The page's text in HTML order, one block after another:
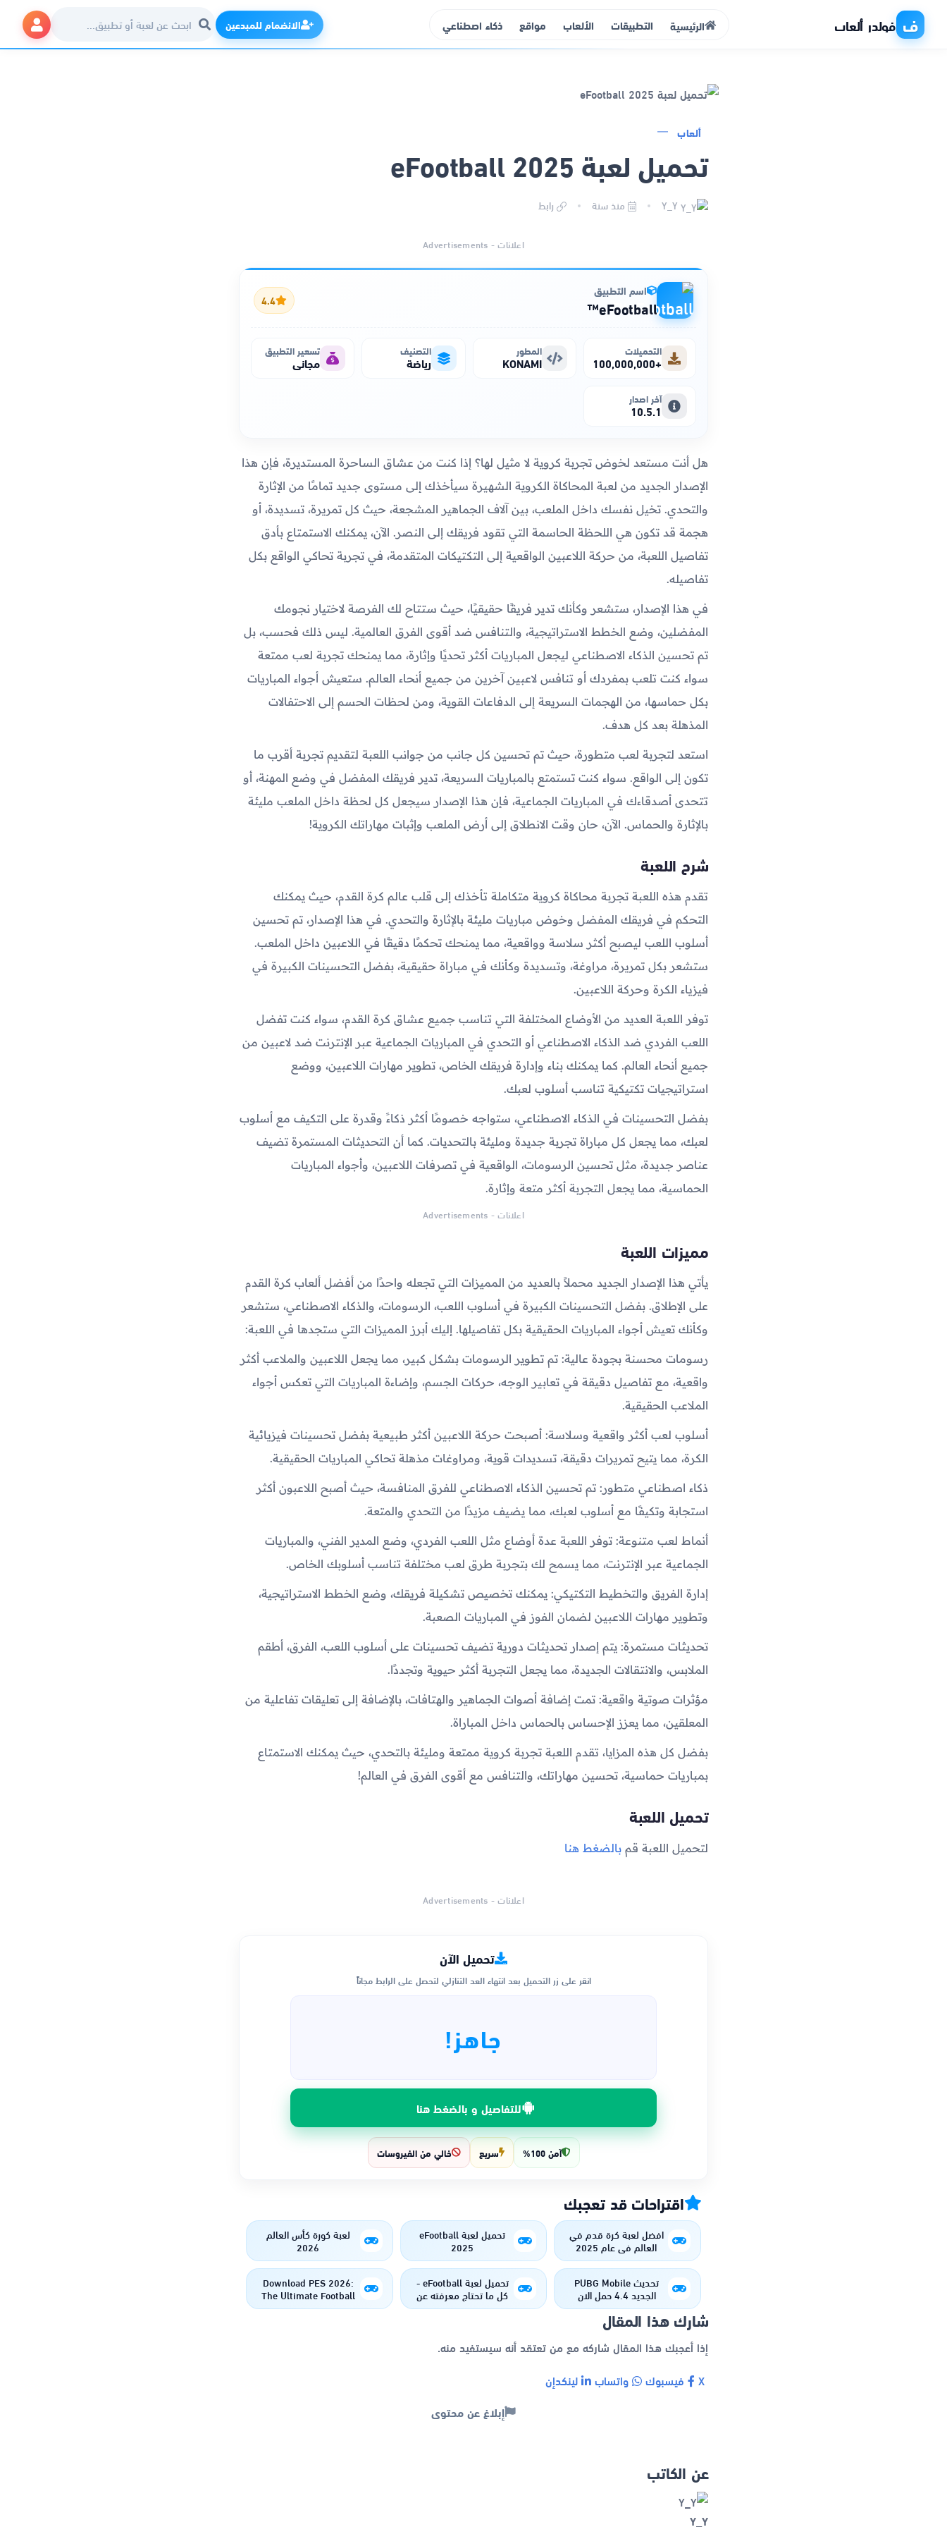
ف فولدر ألعاب الرئيسية التطبيقات الألعاب مواقع ذكاء اصطناعي الانضمام للمبدعين
ألعاب
تحميل لعبة eFootball 2025
Y_Y منذ سنة رابط
اعلانات - Advertisements
اسم التطبيق
eFootball™
4.4
التحميلات
+100,000,000
المطور
KONAMI
التصنيف
رياضة
تسعير التطبيق
مجاني
آخر اصدار
10.5.1
هل أنت مستعد لخوض تجربة كروية لا مثيل لها؟ إذا كنت من عشاق الساحرة المستديرة، فإن هذا
الإصدار الجديد من لعبة المحاكاة الكروية الشهيرة سيأخذك إلى مستوى جديد تمامًا من الإثارة
والتحدي. تخيل نفسك داخل الملعب، بين آلاف الجماهير المشجعة، حيث كل تمريرة، تسديدة، أو
هجمة قد تكون هي اللحظة الحاسمة التي تقود فريقك إلى النصر. الآن، يمكنك الاستمتاع بأدق
تفاصيل اللعبة، من حركة اللاعبين الواقعية إلى التكتيكات المتقدمة، في تجربة تحاكي الواقع بكل
تفاصيله.
في هذا الإصدار، ستشعر وكأنك تدير فريقًا حقيقيًا، حيث ستتاح لك الفرصة لاختيار نجومك
المفضلين، وضع الخطط الاستراتيجية، والتنافس ضد أقوى الفرق العالمية. ليس ذلك فحسب، بل
تم تحسين الذكاء الاصطناعي ليجعل المباريات أكثر تحديًا وإثارة، مما يمنحك تجربة لعب ممتعة
سواء كنت تلعب بمفردك أو تنافس لاعبين آخرين من جميع أنحاء العالم. ستعيش أجواء المباريات
بكل حماسها، من الهجمات السريعة إلى الدفاعات القوية، ومن لحظات الحسم إلى الاحتفالات
المذهلة بعد كل هدف.
استعد لتجربة لعب متطورة، حيث تم تحسين كل جانب من جوانب اللعبة لتقديم تجربة أقرب ما
تكون إلى الواقع. سواء كنت تستمتع بالمباريات السريعة، تدير فريقك المفضل في وضع المهنة، أو
تتحدى أصدقاءك في المباريات الجماعية، فإن هذا الإصدار سيجعل كل لحظة داخل الملعب مليئة
بالإثارة والحماس. الآن، حان وقت الانطلاق إلى أرض الملعب وإثبات مهاراتك الكروية!
شرح اللعبة
تقدم هذه اللعبة تجربة محاكاة كروية متكاملة تأخذك إلى قلب عالم كرة القدم، حيث يمكنك
التحكم في فريقك المفضل وخوض مباريات مليئة بالإثارة والتحدي. في هذا الإصدار، تم تحسين
أسلوب اللعب ليصبح أكثر سلاسة وواقعية، مما يمنحك تحكمًا دقيقًا في اللاعبين داخل الملعب.
ستشعر بكل تمريرة، مراوغة، وتسديدة وكأنك في مباراة حقيقية، بفضل التحسينات الكبيرة في
فيزياء الكرة وحركة اللاعبين.
توفر اللعبة العديد من الأوضاع المختلفة التي تناسب جميع عشاق كرة القدم، سواء كنت تفضل
اللعب الفردي ضد الذكاء الاصطناعي أو التحدي في المباريات الجماعية عبر الإنترنت ضد لاعبين من
جميع أنحاء العالم. كما يمكنك بناء وإدارة فريقك الخاص، تطوير مهارات اللاعبين، ووضع
استراتيجيات تكتيكية تناسب أسلوب لعبك.
بفضل التحسينات في الذكاء الاصطناعي، ستواجه خصومًا أكثر ذكاءً وقدرة على التكيف مع أسلوب
لعبك، مما يجعل كل مباراة تجربة جديدة ومليئة بالتحديات. كما أن التحديثات المستمرة تضيف
عناصر جديدة، مثل تحسين الرسومات، الواقعية في تصرفات اللاعبين، وأجواء المباريات
الحماسية، مما يجعل التجربة أكثر متعة وإثارة.
اعلانات - Advertisements
مميزات اللعبة
يأتي هذا الإصدار الجديد محملاً بالعديد من المميزات التي تجعله واحدًا من أفضل ألعاب كرة القدم
على الإطلاق. بفضل التحسينات الكبيرة في أسلوب اللعب، الرسومات، والذكاء الاصطناعي، ستشعر
وكأنك تعيش أجواء المباريات الحقيقية بكل تفاصيلها. إليك أبرز المميزات التي ستجدها في اللعبة:
رسومات محسنة بجودة عالية: تم تطوير الرسومات بشكل كبير، مما يجعل اللاعبين والملاعب أكثر
واقعية، مع تفاصيل دقيقة في تعابير الوجه، حركات الجسم، وإضاءة المباريات التي تعكس أجواء
الملاعب الحقيقية.
أسلوب لعب أكثر واقعية وسلاسة: أصبحت حركة اللاعبين أكثر طبيعية بفضل تحسينات فيزيائية
الكرة، مما يتيح تمريرات دقيقة، تسديدات قوية، ومراوغات مذهلة تحاكي المباريات الحقيقية.
ذكاء اصطناعي متطور: تم تحسين الذكاء الاصطناعي للفرق المنافسة، حيث أصبح اللاعبون أكثر
استجابة وتكيفًا مع أسلوب لعبك، مما يضيف مزيدًا من التحدي والمتعة.
أنماط لعب متنوعة: توفر اللعبة عدة أوضاع مثل اللعب الفردي، وضع المدير الفني، والمباريات
الجماعية عبر الإنترنت، مما يسمح لك بتجربة طرق لعب مختلفة تناسب أسلوبك الخاص.
إدارة الفريق والتخطيط التكتيكي: يمكنك تخصيص تشكيلة فريقك، وضع الخطط الاستراتيجية،
وتطوير مهارات اللاعبين لضمان الفوز في المباريات الصعبة.
تحديثات مستمرة: يتم إصدار تحديثات دورية تضيف تحسينات على أسلوب اللعب، الفرق، أطقم
الملابس، والانتقالات الجديدة، مما يجعل التجربة أكثر حيوية وتجددًا.
مؤثرات صوتية واقعية: تمت إضافة أصوات الجماهير والهتافات، بالإضافة إلى تعليقات تفاعلية من
المعلقين، مما يعزز الإحساس بالحماس داخل المباراة.
بفضل كل هذه المزايا، تقدم اللعبة تجربة كروية ممتعة ومليئة بالتحدي، حيث يمكنك الاستمتاع
بمباريات حماسية، تحسين مهاراتك، والتنافس مع أقوى الفرق في العالم!
تحميل اللعبة
لتحميل اللعبة قم بالضغط هنا
اعلانات - Advertisements
تحميل الآن
انقر على زر التحميل بعد انتهاء العد التنازلي لتحصل على الرابط مجاناً
جاهز!
للتفاصيل و بالضغط هنا
آمن 100% سريع خالي من الفيروسات
اقتراحات قد تعجبك
افضل لعبة كرة قدم في
العالم فى عام 2025
تحميل لعبة eFootball
2025
لعبة كورة كأس العالم
2026
تحديث PUBG Mobile
الجديد 4.4 حمل الان
تحميل لعبة eFootball -
كل ما تحتاج معرفته عن
اللعبة
Download PES 2026:
The Ultimate Football
Gaming Experience
شارك هذا المقال
إذا أعجبك هذا المقال شاركه مع من تعتقد أنه سيستفيد منه.
فيسبوك واتساب لينكدإن
إبلاغ عن محتوى
عن الكاتب
Y_Y